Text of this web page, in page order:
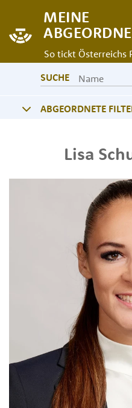
MEINE
So tickt Österreichs
SUCHE
ABGEORDNETE
Lisa